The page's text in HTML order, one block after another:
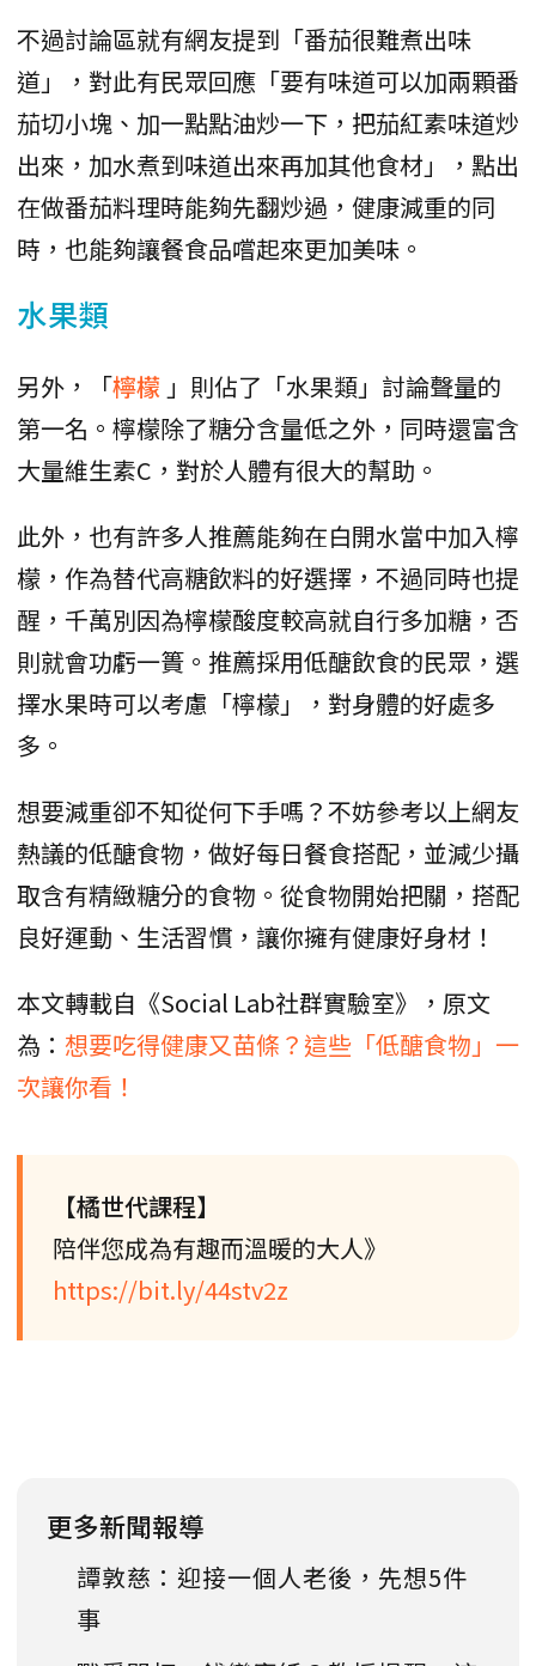
不過討論區就有網友提到「番茄很難煮出味
道」，對此有民眾回應「要有味道可以加兩顆番
茄切小塊、加一點點油炒一下，把茄紅素味道炒
出來，加水煮到味道出來再加其他食材」，點出
在做番茄料理時能夠先翻炒過，健康減重的同
時，也能夠讓餐食品嚐起來更加美味。
水果類
另外，「檸檬 」則佔了「水果類」討論聲量的
第一名。檸檬除了糖分含量低之外，同時還富含
大量維生素C，對於人體有很大的幫助。
此外，也有許多人推薦能夠在白開水當中加入檸
檬，作為替代高糖飲料的好選擇，不過同時也提
醒，千萬別因為檸檬酸度較高就自行多加糖，否
則就會功虧一簣。推薦採用低醣飲食的民眾，選
擇水果時可以考慮「檸檬」，對身體的好處多
多。
想要減重卻不知從何下手嗎？不妨參考以上網友
熱議的低醣食物，做好每日餐食搭配，並減少攝
取含有精緻糖分的食物。從食物開始把關，搭配
良好運動、生活習慣，讓你擁有健康好身材！
本文轉載自《Social Lab社群實驗室》，原文
為： 想要吃得健康又苗條？這些「低醣食物」一
次讓你看！
【橘世代課程】
陪伴您成為有趣而溫暖的大人》
https://bit.ly/44stv2z
更多新聞報導
譚敦慈：迎接一個人老後，先想5件
事